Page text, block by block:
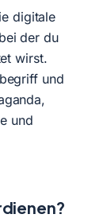
digitale
der du
wirst.
und
und